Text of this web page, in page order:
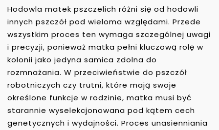
Hodowla matek pszczelich różni się od hodowli
innych pszczół pod wieloma względami. Przede
wszystkim proces ten wymaga szczególnej uwagi
i precyzji, ponieważ matka pełni kluczową rolę w
kolonii jako jedyna samica zdolna do
rozmnażania. W przeciwieństwie do pszczół
robotniczych czy trutni, które mają swoje
określone funkcje w rodzinie, matka musi być
starannie wyselekcjonowana pod kątem cech
genetycznych i wydajności. Proces unasienniania